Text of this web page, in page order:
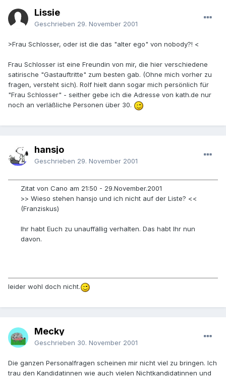
Lissie
Geschrieben 29. November 2001
>Frau Schlosser, oder ist die das "alter ego" von nobody?! <
Frau Schlosser ist eine Freundin von mir, die hier verschiedene
satirische "Gastauftritte" zum besten gab. (Ohne mich vorher zu
fragen, versteht sich). Rolf hielt dann sogar mich persönlich für
"Frau Schlosser" - seither gebe ich die Adresse von kath.de nur
noch an verläßliche Personen über 30.
hansjo
Geschrieben 29. November 2001
Zitat von Cano am 21:50 - 29.November.2001
>> Wieso stehen hansjo und ich nicht auf der Liste? <<
(Franziskus)
Ihr habt Euch zu unauffällig verhalten. Das habt Ihr nun
davon.
leider wohl doch nicht.
Mecky
Geschrieben 30. November 2001
Die ganzen Personalfragen scheinen mir nicht viel zu bringen. Ich
trau den Kandidatinnen wie auch vielen Nichtkandidatinnen und